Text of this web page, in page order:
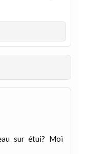
sur étui? Moi